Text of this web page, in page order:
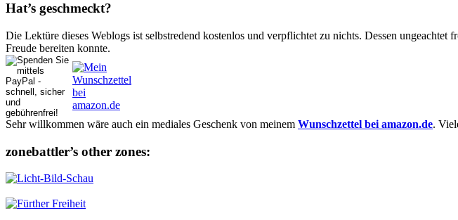
Hat’s ge­schmeckt?
Die Lektüre dieses Weblogs ist selbstredend kostenlos und ver­pflich­tet zu nichts. Dessen
Freude bereiten konnte.
Sehr willkommen wäre auch ein mediales Geschenk von meinem Wunschzettel bei amazon.de.
zonebattler’s other zo­nes: